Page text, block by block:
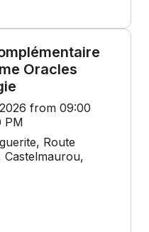
Oracles
from 09:00
PM
Route
Castelmaurou,